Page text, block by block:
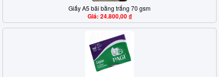
Giấy A5 bãi bằng trắng 70 gsm
Giá: 24.800,00 ₫